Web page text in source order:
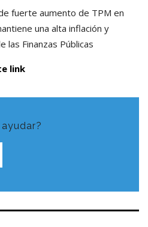
fuerte aumento de TPM en
una alta inflación y
las Finanzas Públicas
link